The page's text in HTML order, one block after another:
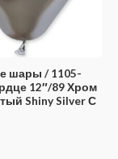
шары / 1105-
12″/89 Хром
Shiny Silver С